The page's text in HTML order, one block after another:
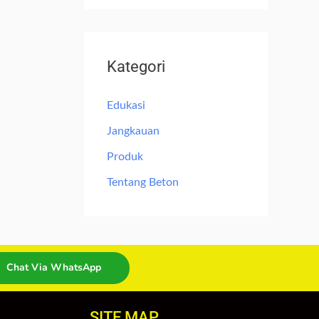
Kategori
Edukasi
Jangkauan
Produk
Tentang Beton
Chat Via WhatsApp